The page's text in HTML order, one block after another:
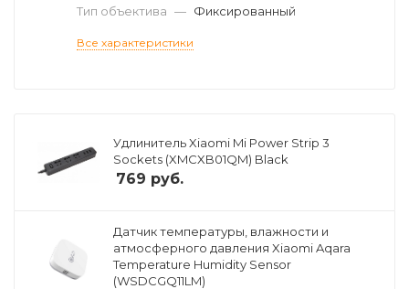
Тип объектива — Фиксированный
Все характеристики
Удлинитель Xiaomi Mi Power Strip 3
Sockets (XMCXB01QM) Black
769 руб.
Датчик температуры, влажности и
атмосферного давления Xiaomi Aqara
Temperature Humidity Sensor
(WSDCGQ11LM)